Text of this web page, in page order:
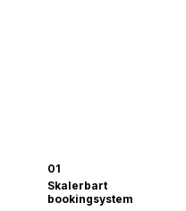
01
Skalerbart
bookingsystem